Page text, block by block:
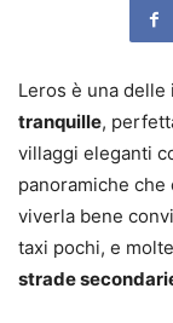
Leros è una
tranquille,
villaggi eleganti
panoramiche
viverla bene
taxi pochi, e
strade